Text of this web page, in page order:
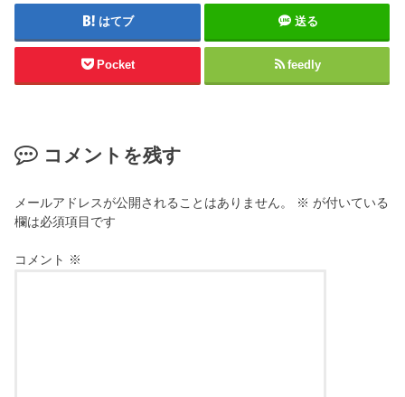
はてブ 送る
Pocket feedly
コメントを残す
メールアドレスが公開されることはありません。 ※ が付いている
欄は必須項目です
コメント ※